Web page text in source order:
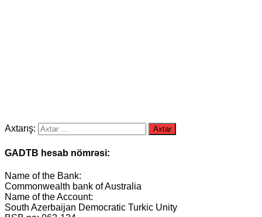
Axtarış:
GADTB hesab nömrəsi:
Name of the Bank:
Commonwealth bank of Australia
Name of the Account:
South Azerbaijan Democratic Turkic Unity